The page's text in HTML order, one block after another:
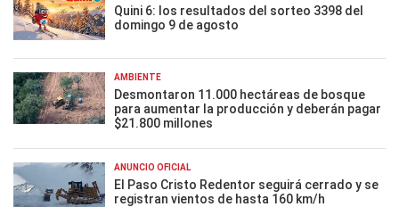
Quini 6: los resultados del sorteo 3398 del
domingo 9 de agosto
AMBIENTE
Desmontaron 11.000 hectáreas de bosque
para aumentar la producción y deberán pagar
$21.800 millones
ANUNCIO OFICIAL
El Paso Cristo Redentor seguirá cerrado y se
registran vientos de hasta 160 km/h